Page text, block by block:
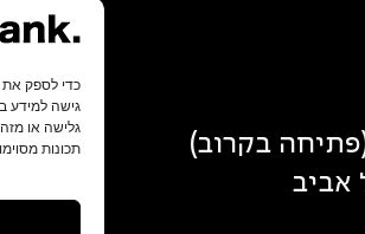
גישה למידע
גלישה או
תכונות